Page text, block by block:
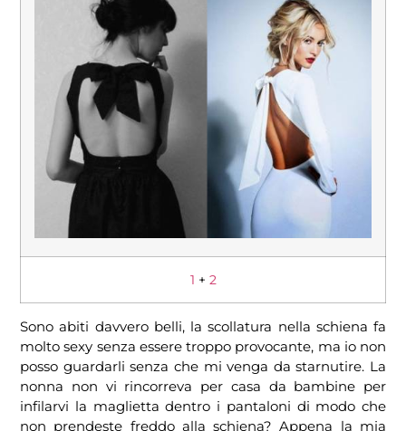
1 + 2
Sono abiti davvero belli, la scollatura nella schiena fa
molto sexy senza essere troppo provocante, ma io non
posso guardarli senza che mi venga da starnutire. La
nonna non vi rincorreva per casa da bambine per
infilarvi la maglietta dentro i pantaloni di modo che
non prendeste freddo alla schiena? Appena la mia